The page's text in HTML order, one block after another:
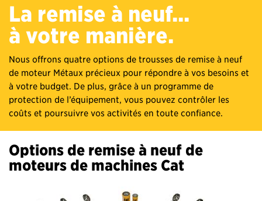
La remise à neuf...
à votre manière.
Nous offrons quatre options de trousses de remise à neuf
de moteur Métaux précieux pour répondre à vos besoins et
à votre budget. De plus, grâce à un programme de
protection de l’équipement, vous pouvez contrôler les
coûts et poursuivre vos activités en toute confiance.
Options de remise à neuf de
moteurs de machines Cat